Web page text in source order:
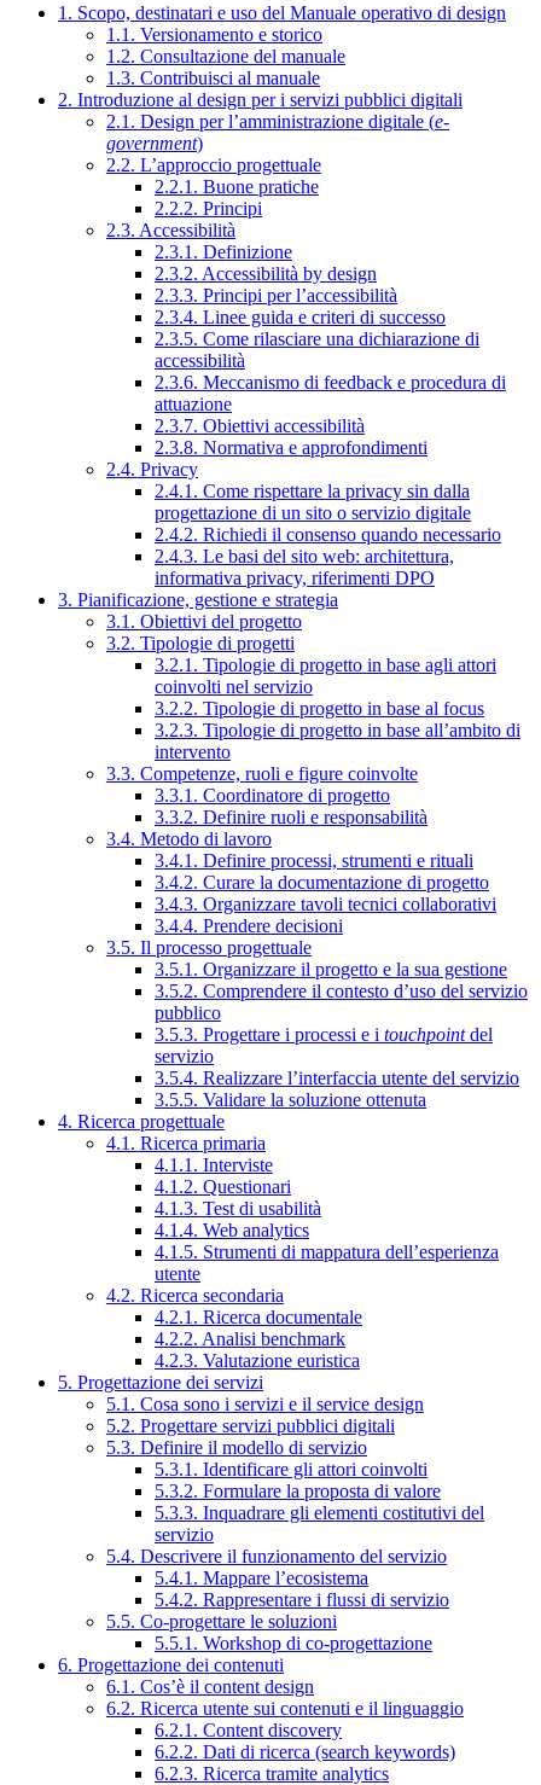
1. Scopo, destinatari e uso del Manuale operativo di design
1.1. Versionamento e storico
1.2. Consultazione del manuale
1.3. Contribuisci al manuale
2. Introduzione al design per i servizi pubblici digitali
2.1. Design per l’amministrazione digitale (e-
government)
2.2. L’approccio progettuale
2.2.1. Buone pratiche
2.2.2. Principi
2.3. Accessibilità
2.3.1. Definizione
2.3.2. Accessibilità by design
2.3.3. Principi per l’accessibilità
2.3.4. Linee guida e criteri di successo
2.3.5. Come rilasciare una dichiarazione di
accessibilità
2.3.6. Meccanismo di feedback e procedura di
attuazione
2.3.7. Obiettivi accessibilità
2.3.8. Normativa e approfondimenti
2.4. Privacy
2.4.1. Come rispettare la privacy sin dalla
progettazione di un sito o servizio digitale
2.4.2. Richiedi il consenso quando necessario
2.4.3. Le basi del sito web: architettura,
informativa privacy, riferimenti DPO
3. Pianificazione, gestione e strategia
3.1. Obiettivi del progetto
3.2. Tipologie di progetti
3.2.1. Tipologie di progetto in base agli attori
coinvolti nel servizio
3.2.2. Tipologie di progetto in base al focus
3.2.3. Tipologie di progetto in base all’ambito di
intervento
3.3. Competenze, ruoli e figure coinvolte
3.3.1. Coordinatore di progetto
3.3.2. Definire ruoli e responsabilità
3.4. Metodo di lavoro
3.4.1. Definire processi, strumenti e rituali
3.4.2. Curare la documentazione di progetto
3.4.3. Organizzare tavoli tecnici collaborativi
3.4.4. Prendere decisioni
3.5. Il processo progettuale
3.5.1. Organizzare il progetto e la sua gestione
3.5.2. Comprendere il contesto d’uso del servizio
pubblico
3.5.3. Progettare i processi e i touchpointdel
servizio
3.5.4. Realizzare l’interfaccia utente del servizio
3.5.5. Validare la soluzione ottenuta
4. Ricerca progettuale
4.1. Ricerca primaria
4.1.1. Interviste
4.1.2. Questionari
4.1.3. Test di usabilità
4.1.4. Web analytics
4.1.5. Strumenti di mappatura dell’esperienza
utente
4.2. Ricerca secondaria
4.2.1. Ricerca documentale
4.2.2. Analisi benchmark
4.2.3. Valutazione euristica
5. Progettazione dei servizi
5.1. Cosa sono i servizi e il service design
5.2. Progettare servizi pubblici digitali
5.3. Definire il modello di servizio
5.3.1. Identificare gli attori coinvolti
5.3.2. Formulare la proposta di valore
5.3.3. Inquadrare gli elementi costitutivi del
servizio
5.4. Descrivere il funzionamento del servizio
5.4.1. Mappare l’ecosistema
5.4.2. Rappresentare i flussi di servizio
5.5. Co-progettare le soluzioni
5.5.1. Workshop di co-progettazione
6. Progettazione dei contenuti
6.1. Cos’è il content design
6.2. Ricerca utente sui contenuti e il linguaggio
6.2.1. Content discovery
6.2.2. Dati di ricerca (search keywords)
6.2.3. Ricerca tramite analytics